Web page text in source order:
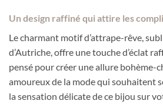
Un design raffiné qui attire les
Le charmant motif d’attrape-rêve,
d’Autriche, offre une touche d’éclat
pensé pour créer une allure bohème-
amoureux de la mode qui souhaitent
la sensation délicate de ce bijou sur